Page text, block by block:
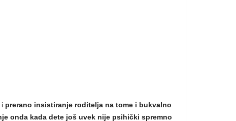
i prerano insistiranje roditelja na tome i bukvalno
onda kada dete još uvek nije psihički spremno